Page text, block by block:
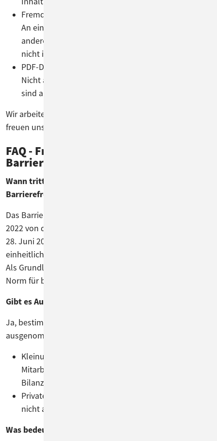
Fremd- und Fachsprache
An einigen Stellen verwenden wir Begriffe in
anderen Sprachen oder Fachterminologien, die
nicht immer unmittelbar verständlich sind.
PDF-Dokumente
Nicht alle zum Download angebotenen Dokumente
sind aktuell vollständig barrierefrei.
Wir arbeiten daran, diese Barrieren zu beseitigen, und
freuen uns über Hinweise, die uns dabei helfen.
FAQ - Frequently Asked Questions zum
Barrierefreiheitsstärkungsgesetz
Wann tritt das Gesetz zur Stärkung der
Barrierefreiheit in Kraft?
Das Barrierefreiheitsstärkungsgesetz wurde bereits
2022 von der Bundesregierung verabschiedet. Ab dem
28. Juni 2025 wird es verbindlich, um europaweit
einheitliche Standards für Barrierefreiheit zu schaffen.
Als Grundlage dient die EN 301 549, eine europäische
Norm für barrierefreie digitale Angebote.
Gibt es Ausnahmen von der Barrierefreiheitspflicht?
Ja, bestimmte Unternehmen sind von der Verpflichtung
ausgenommen. Dazu gehören:
Kleinunternehmen mit weniger als zehn
Mitarbeitenden und einem Jahresumsatz bzw. einer
Bilanzsumme unter zwei Millionen Euro.
Private oder ausschließlich B2B-Angebote, die sich
nicht an Verbraucherinnen und Verbraucher richten.
Was bedeuten die Konformitätsstufen?